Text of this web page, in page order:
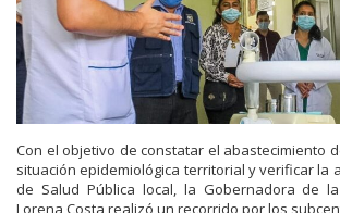
Con el objetivo de constatar el abastecimiento
situación epidemiológica territorial y verificar la
de Salud Pública local, la Gobernadora de
Lorena Costa realizó un recorrido por los